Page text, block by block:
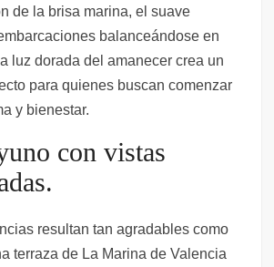
de la brisa marina, el suave
balanceándose en
luz dorada del amanecer crea un
para quienes buscan comenzar
y bienestar.
con vistas
resultan tan agradables como
terraza de La Marina de Valencia